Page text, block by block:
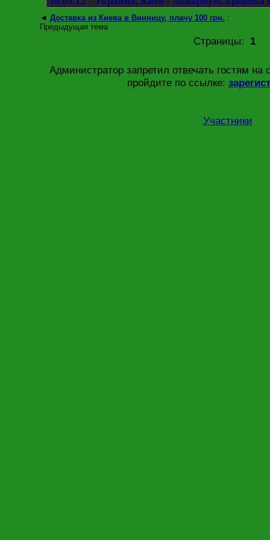
◄ Доставка из Киева в Винницу, плачу 100 грн. :
Предыдущая тема
Страницы: 1
Администратор запретил отвечать гостям
пройдите по ссылке:
Участники